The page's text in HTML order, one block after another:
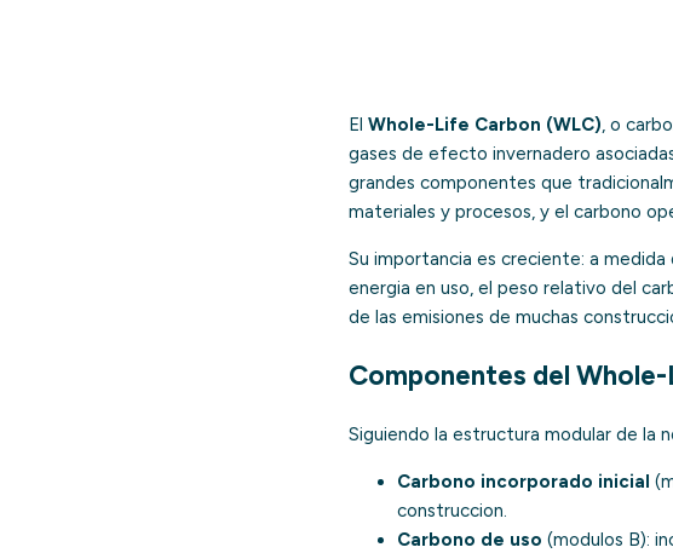
El Whole-Life Carbon (WLC), o
gases de efecto invernadero
grandes componentes que
materiales y procesos, y el carbono
Su importancia es creciente: a
energia en uso, el peso relativo del
de las emisiones de muchas
Componentes del
Siguiendo la estructura modular de la
Carbono incorporado inicial
construccion.
Carbono de uso (modulos B):